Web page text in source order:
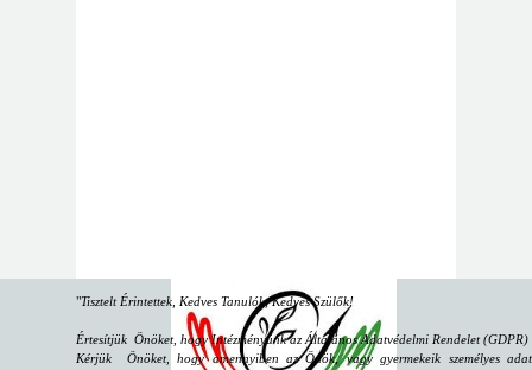
"Tisztelt Érintettek, Kedves Tanulók, Kedves Szülők!
Értesítjük Önöket, hogy Intézményünk az Általános Adatvédelmi Rendelet
Kérjük Önöket, hogy amennyiben az Önök, vagy gyermekeik személyes